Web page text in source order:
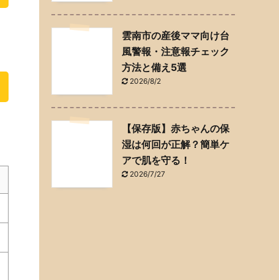
雲南市の産後ママ向け台
風警報・注意報チェック
方法と備え5選
2026/8/2
【保存版】赤ちゃんの保
湿は何回が正解？簡単ケ
アで肌を守る！
2026/7/27